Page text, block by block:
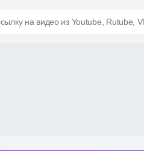
на видео из Youtube, Rutube,